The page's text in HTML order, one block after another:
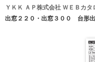
ＹＫＫ ＡＰ株式会社 ＷＥＢカタ
出窓２２０・出窓３００ 台形